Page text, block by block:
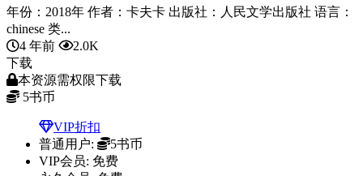
年份：2018年 作者：卡夫卡 出版社：人民文学出版社 语言：
chinese 类...
4 年前
2.0K
下载
本资源需权限下载
5书币
VIP折扣
普通用户:
5书币
VIP会员: 免费